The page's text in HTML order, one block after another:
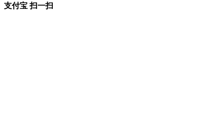
支付宝 扫一扫